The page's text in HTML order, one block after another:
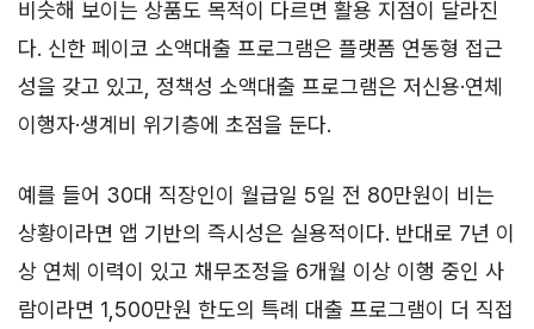
비슷해 보이는 상품도 목적이 다르면 활용 지점이 달라진
다. 신한 페이코 소액대출 프로그램은 플랫폼 연동형 접근
성을 갖고 있고, 정책성 소액대출 프로그램은 저신용·연체
이행자·생계비 위기층에 초점을 둔다.
예를 들어 30대 직장인이 월급일 5일 전 80만원이 비는
상황이라면 앱 기반의 즉시성은 실용적이다. 반대로 7년 이
상 연체 이력이 있고 채무조정을 6개월 이상 이행 중인 사
람이라면 1,500만원 한도의 특례 대출 프로그램이 더 직접